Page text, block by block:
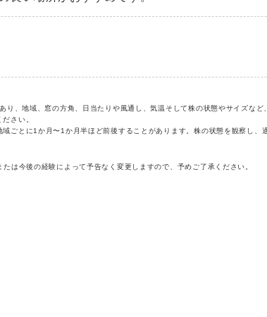
、地域、窓の方角、日当たりや風通し、気温そして株の状態やサイズな
さい。
とに1か月〜1か月半ほど前後することがあります。株の状態を観察し、
は今後の経験によって予告なく変更しますので、予めご了承ください。